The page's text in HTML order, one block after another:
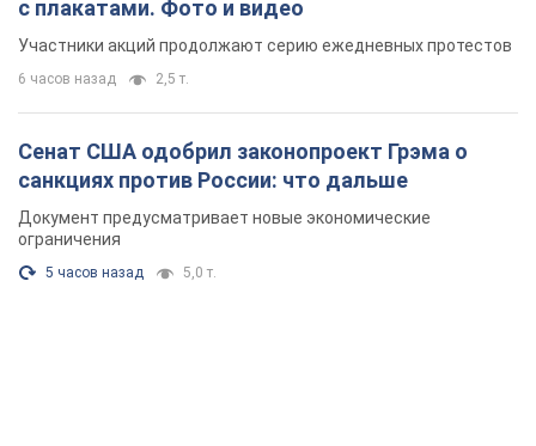
с плакатами. Фото и видео
Участники акций продолжают серию ежедневных протестов
6 часов назад 2,5 т.
Сенат США одобрил законопроект Грэма о
санкциях против России: что дальше
Документ предусматривает новые экономические
ограничения
5 часов назад 5,0 т.